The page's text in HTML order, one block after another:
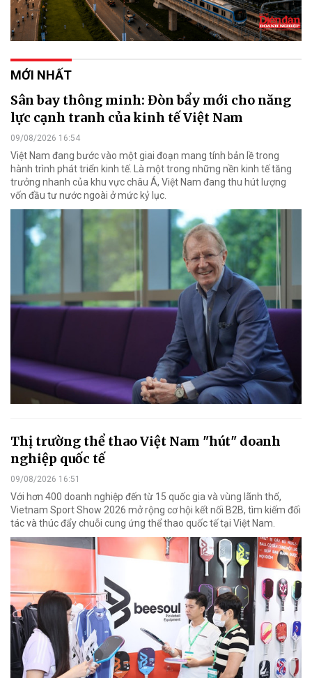
MỚI NHẤT
Sân bay thông minh: Đòn bẩy mới cho năng
lực cạnh tranh của kinh tế Việt Nam
09/08/2026 16:54
Việt Nam đang bước vào một giai đoạn mang tính bản lề trong
hành trình phát triển kinh tế. Là một trong những nền kinh tế tăng
trưởng nhanh của khu vực châu Á, Việt Nam đang thu hút lượng
vốn đầu tư nước ngoài ở mức kỷ lục.
Thị trường thể thao Việt Nam "hút" doanh
nghiệp quốc tế
09/08/2026 16:51
Với hơn 400 doanh nghiệp đến từ 15 quốc gia và vùng lãnh thổ,
Vietnam Sport Show 2026 mở rộng cơ hội kết nối B2B, tìm kiếm đối
tác và thúc đẩy chuỗi cung ứng thể thao quốc tế tại Việt Nam.